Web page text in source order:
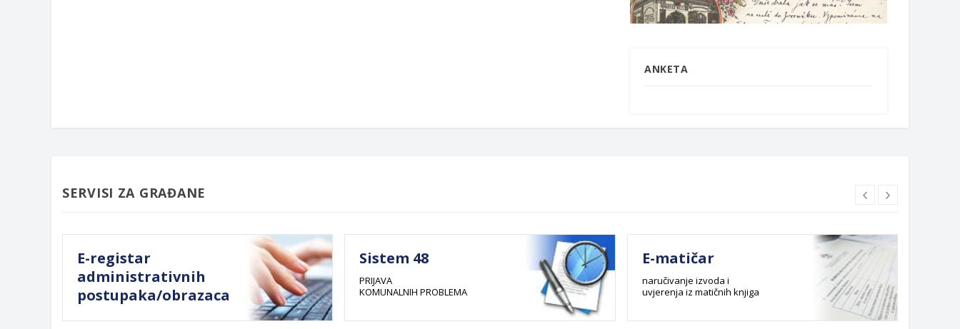
ANKETA
SERVISI ZA GRAĐANE
E-registar
administrativnih
postupaka/obrazaca
Sistem 48
PRIJAVA
KOMUNALNIH PROBLEMA
E-matičar
naručivanje izvoda i
uvjerenja iz matičnih knjiga